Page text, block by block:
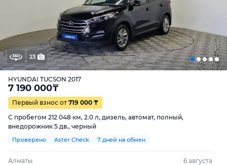
23
HYUNDAI TUCSON 2017
7 190 000₸
Первый взнос от 719 000 ₸
С пробегом 212 048 км, 2.0 л, дизель, автомат, полный,
внедорожник 5 дв., черный
Проверено Aster Check 7 дней на обмен
Алматы 6 августа